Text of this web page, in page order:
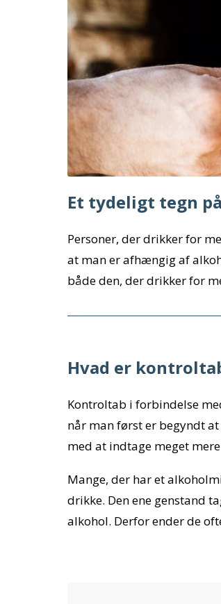
Et tydeligt tegn
Personer, der drikker for
at man er afhængig af
både den, der drikker for
Hvad er
Kontroltab i forbindelse
når man først er begyndt
med at indtage meget
Mange, der har et
drikke. Den ene genstand
alkohol. Derfor ender de